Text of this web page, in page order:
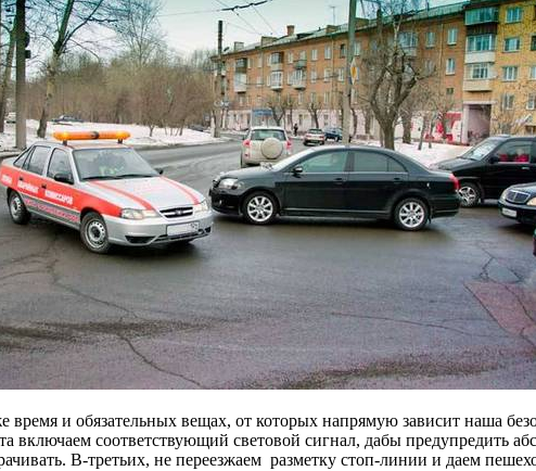
время и обязательных вещах, от которых напрямую зависит наша
включаем соответствующий световой сигнал, дабы предупредить
В-третьих, не переезжаем разметку стоп-линии и даем